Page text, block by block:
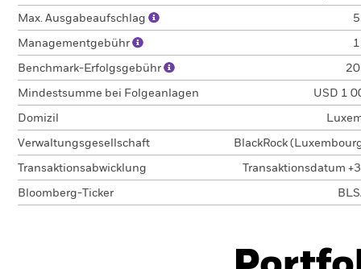
Max. Ausgabeaufschlag
Managementgebühr
Benchmark-Erfolgsgebühr
Mindestsumme bei Folgeanlagen USD 1
Domizil
Verwaltungsgesellschaft BlackRock
Transaktionsabwicklung Transaktionsdatum
Bloomberg-Ticker